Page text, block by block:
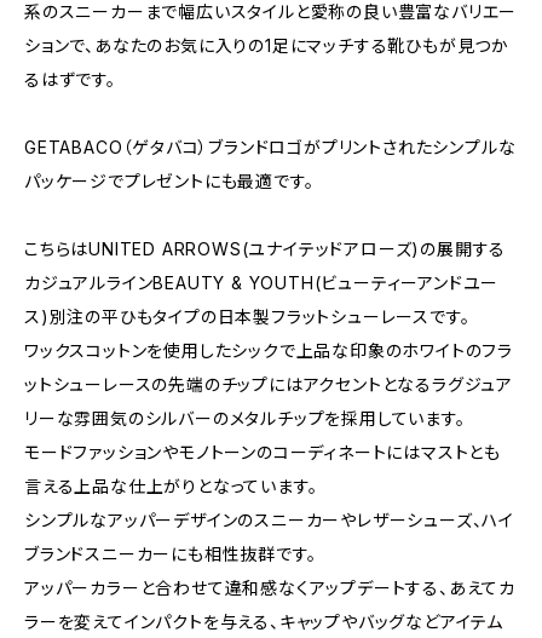
系のスニーカーまで幅広いスタイルと愛称の良い豊富なバリエー
ションで、あなたのお気に入りの1足にマッチする靴ひもが見つか
るはずです。
GETABACO（ゲタバコ）ブランドロゴがプリントされたシンプルな
パッケージでプレゼントにも最適です。
こちらはUNITED ARROWS(ユナイテッドアローズ)の展開する
カジュアルラインBEAUTY & YOUTH(ビューティーアンドユー
ス)別注の平ひもタイプの日本製フラットシューレースです。
ワックスコットンを使用したシックで上品な印象のホワイトのフラ
ットシューレースの先端のチップにはアクセントとなるラグジュア
リーな雰囲気のシルバーのメタルチップを採用しています。
モードファッションやモノトーンのコーディネートにはマストとも
言える上品な仕上がりとなっています。
シンプルなアッパーデザインのスニーカーやレザーシューズ、ハイ
ブランドスニーカーにも相性抜群です。
アッパーカラーと合わせて違和感なくアップデートする、あえてカ
ラーを変えてインパクトを与える、キャップやバッグなどアイテム